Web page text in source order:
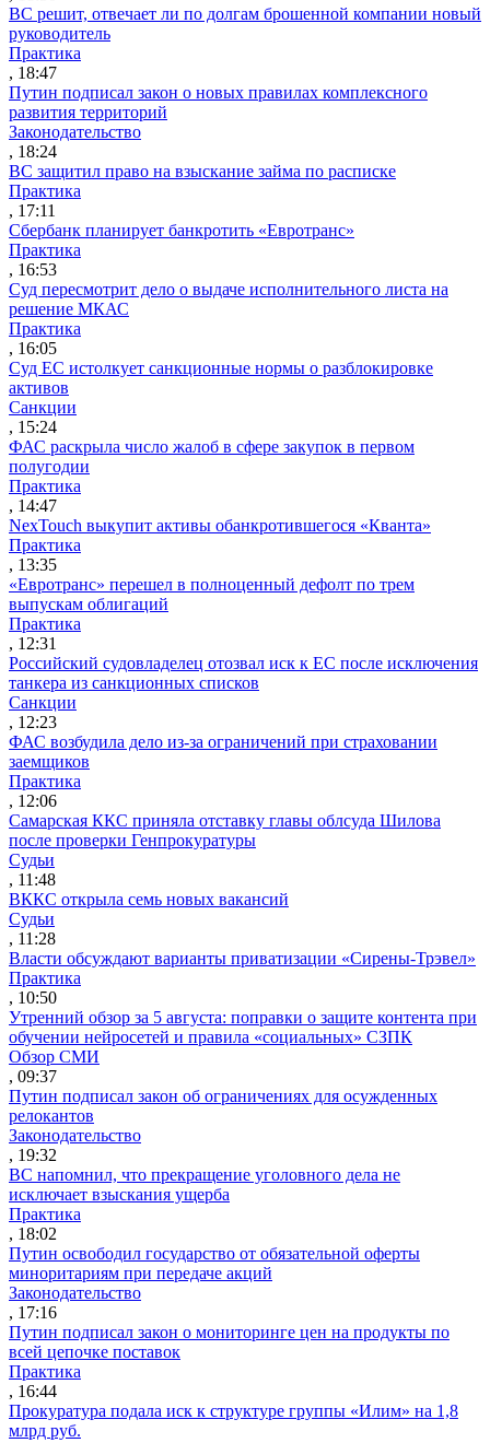
ВС решит, отвечает ли по долгам брошенной компании новый
руководитель
Практика
, 18:47
Путин подписал закон о новых правилах комплексного
развития территорий
Законодательство
, 18:24
ВС защитил право на взыскание займа по расписке
Практика
, 17:11
Сбербанк планирует банкротить «Евротранс»
Практика
, 16:53
Суд пересмотрит дело о выдаче исполнительного листа на
решение МКАС
Практика
, 16:05
Суд ЕС истолкует санкционные нормы о разблокировке
активов
Санкции
, 15:24
ФАС раскрыла число жалоб в сфере закупок в первом
полугодии
Практика
, 14:47
NexTouch выкупит активы обанкротившегося «Кванта»
Практика
, 13:35
«Евротранс» перешел в полноценный дефолт по трем
выпускам облигаций
Практика
, 12:31
Российский судовладелец отозвал иск к ЕС после исключения
танкера из санкционных списков
Санкции
, 12:23
ФАС возбудила дело из-за ограничений при страховании
заемщиков
Практика
, 12:06
Самарская ККС приняла отставку главы облсуда Шилова
после проверки Генпрокуратуры
Судьи
, 11:48
ВККС открыла семь новых вакансий
Судьи
, 11:28
Власти обсуждают варианты приватизации «Сирены-Трэвел»
Практика
, 10:50
Утренний обзор за 5 августа: поправки о защите контента при
обучении нейросетей и правила «социальных» СЗПК
Обзор СМИ
, 09:37
Путин подписал закон об ограничениях для осужденных
релокантов
Законодательство
, 19:32
ВС напомнил, что прекращение уголовного дела не
исключает взыскания ущерба
Практика
, 18:02
Путин освободил государство от обязательной оферты
миноритариям при передаче акций
Законодательство
, 17:16
Путин подписал закон о мониторинге цен на продукты по
всей цепочке поставок
Практика
, 16:44
Прокуратура подала иск к структуре группы «Илим» на 1,8
млрд руб.